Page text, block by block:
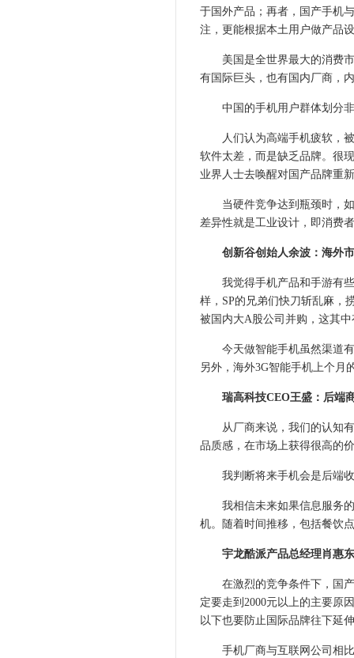
于国外产品；再者，国产手机
注，更能根据本土用户做产品
美国是全世界最大的消费市
有国际巨头，也有国内厂商，
中国的手机用户群体划分非
人们认为高端手机疲软，被
软件太差，而是缺乏品牌。很
业界人士去唤醒对国产品牌重
当硬件竞争达到瓶颈时，如
差异性就是工业设计，即消费
创新谷创始人余波：海外市
我觉得手机产品和手游有些
样，SP的兄弟们快刀斩乱麻，
被国内大A股公司并购，这其
今天做智能手机虽然渠道有
另外，海外3G智能手机上个月
瑞高科技CEO王盛：后端商
从厂商来说，我们的认知有
品质感，在市场上获得很高的
我判断将来手机会是后端收
我相信未来如果信息服务的
机。随着时间推移，包括餐饮
宇龙酷派产品总经理肖惠东
在激烈的竞争条件下，国产
定要走到2000元以上的主要原
以下也要防止国际品牌往下延
手机厂商与互联网公司相比